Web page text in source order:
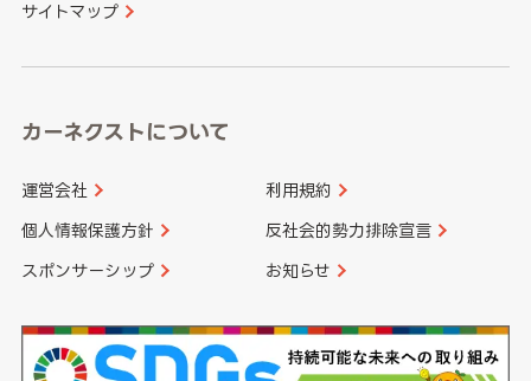
サイトマップ
カーネクストについて
運営会社 利用規約
個人情報保護方針 反社会的勢力排除宣言
スポンサーシップ お知らせ